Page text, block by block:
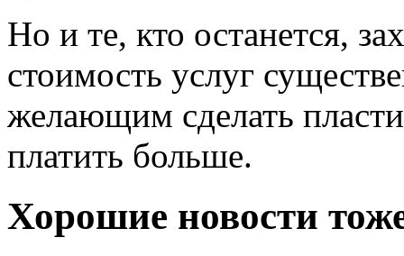
Но и те, кто останется,
стоимость услуг
желающим сделать
платить больше.
Хорошие новости